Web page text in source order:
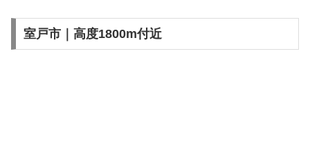
室戸市｜高度1800m付近